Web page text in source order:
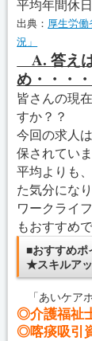
平均年間休
出典： 厚生労
況」
A.答え
め・・・・
皆さんの現
すか？？
今回の求人
保されていま
平均よりも
た気分にな
ワークライ
もおすすめ
■おすすめ
★スキルア
「あいケア
◎介護福祉
◎喀痰吸引